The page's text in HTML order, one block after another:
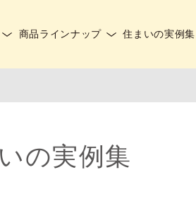
商品ラインナップ 住まいの実例集
の実例集